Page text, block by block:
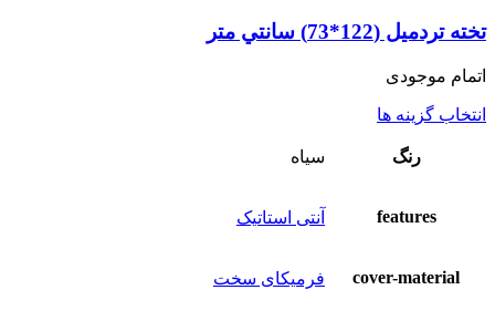
تخته تردمیل (122*73) سانتي متر
اتمام موجودی
انتخاب گزینه ها
رنگ سياه
features آنتی استاتیک
cover-material فرمیکای سخت